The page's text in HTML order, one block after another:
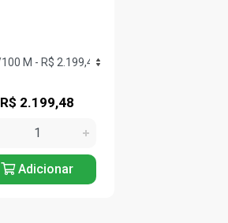
R$ 2.199,48
Adicionar